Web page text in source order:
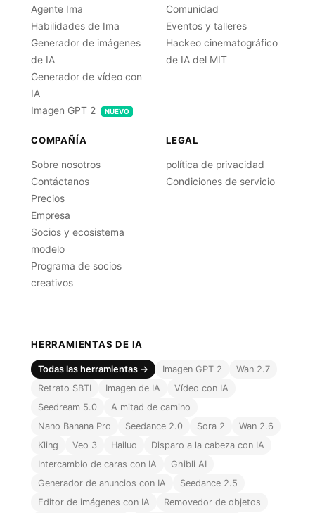
Agente Ima
Habilidades de Ima
Generador de imágenes
de IA
Generador de vídeo con
IA
Imagen GPT 2
NUEVO
Comunidad
Eventos y talleres
Hackeo cinematográfico
de IA del MIT
COMPAÑÍA
Sobre nosotros
Contáctanos
Precios
Empresa
Socios y ecosistema
modelo
Programa de socios
creativos
LEGAL
política de privacidad
Condiciones de servicio
HERRAMIENTAS DE IA
Todas las herramientas → Imagen GPT 2
Wan 2.7
Retrato SBTI
Imagen de IA
Vídeo con IA
Seedream 5.0
A mitad de camino
Nano Banana Pro
Seedance 2.0 Sora 2
Wan 2.6
Kling
Veo 3 Hailuo
Disparo a la cabeza con IA
Intercambio de caras con IA
Ghibli AI
Generador de anuncios con IA
Seedance 2.5
Editor de imágenes con IA
Removedor de objetos